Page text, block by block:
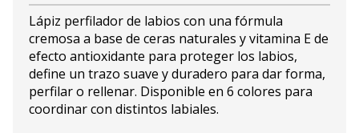
Lápiz perfilador de labios con una fórmula
cremosa a base de ceras naturales y vitamina E de
efecto antioxidante para proteger los labios,
define un trazo suave y duradero para dar forma,
perfilar o rellenar. Disponible en 6 colores para
coordinar con distintos labiales.